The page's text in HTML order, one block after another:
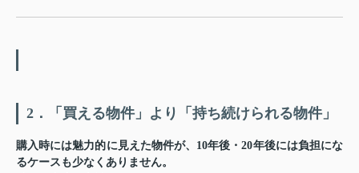
2．「買える物件」より「持ち続けられる物件」
購入時には魅力的に見えた物件が、10年後・20年後には負担にな
るケースも少なくありません。